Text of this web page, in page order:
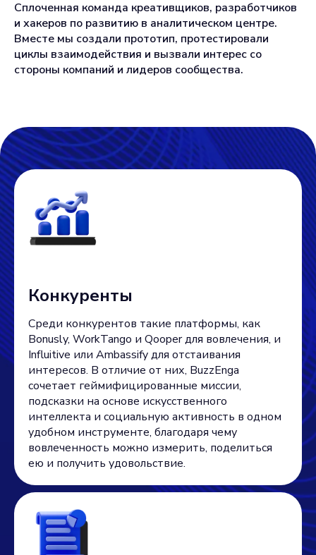
Сплоченная команда креативщиков, разработчиков
и хакеров по развитию в аналитическом центре.
Вместе мы создали прототип, протестировали
циклы взаимодействия и вызвали интерес со
стороны компаний и лидеров сообщества.
Конкуренты
Среди конкурентов такие платформы, как
Bonusly, WorkTango и Qooper для вовлечения, и
Influitive или Ambassify для отстаивания
интересов. В отличие от них, BuzzEnga
сочетает геймифицированные миссии,
подсказки на основе искусственного
интеллекта и социальную активность в одном
удобном инструменте, благодаря чему
вовлеченность можно измерить, поделиться
ею и получить удовольствие.